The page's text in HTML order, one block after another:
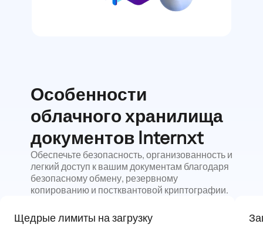
Особенности
облачного хранилища
документов Internxt
Обеспечьте безопасность, организованность и
легкий доступ к вашим документам благодаря
безопасному обмену, резервному
копированию и постквантовой криптографии.
Щедрые лимиты на загрузку